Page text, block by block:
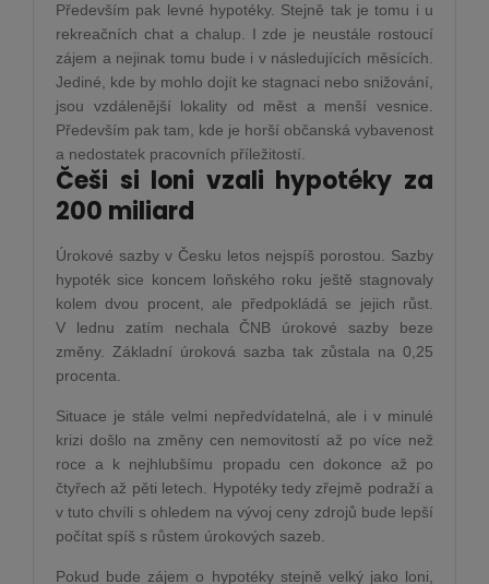
Především pak levné hypotéky. Stejně tak je tomu i u
rekreačních chat a chalup. I zde je neustále rostoucí
zájem a nejinak tomu bude i v následujících měsících.
Jediné, kde by mohlo dojít ke stagnaci nebo snižování,
jsou vzdálenější lokality od měst a menší vesnice.
Především pak tam, kde je horší občanská vybavenost
a nedostatek pracovních příležitostí.
Češi si loni vzali hypotéky za
200 miliard
Úrokové sazby v Česku letos nejspíš porostou. Sazby
hypoték sice koncem loňského roku ještě stagnovaly
kolem dvou procent, ale předpokládá se jejich růst.
V lednu zatím nechala ČNB úrokové sazby beze
změny. Základní úroková sazba tak zůstala na 0,25
procenta.
Situace je stále velmi nepředvídatelná, ale i v minulé
krizi došlo na změny cen nemovitostí až po více než
roce a k nejhlubšímu propadu cen dokonce až po
čtyřech až pěti letech. Hypotéky tedy zřejmě podraží a
v tuto chvíli s ohledem na vývoj ceny zdrojů bude lepší
počítat spíš s růstem úrokových sazeb.
Pokud bude zájem o hypotéky stejně velký jako loni,